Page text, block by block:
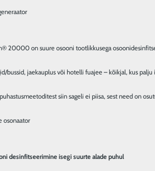
20000 on suure osooni tootlikkusega
bussid, jaekauplus või hotelli fuajee – kõikjal, kus
siin sageli ei piisa, sest need on
desinfitseerimine isegi suurte alade puhul